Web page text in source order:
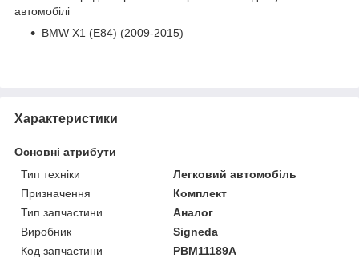
автомобілі
BMW X1 (E84) (2009-2015)
Характеристики
Основні атрибути
Тип техніки
Легковий автомобіль
Призначення
Комплект
Тип запчастини
Аналог
Виробник
Signeda
Код запчастини
PBM11189A